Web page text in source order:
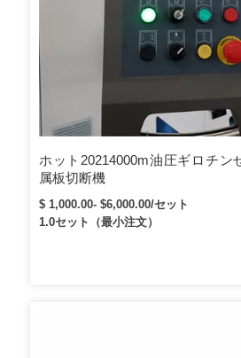
ホット20214000m油圧ギロチン
属板切断機
$ 1,000.00- $6,000.00/セット
1.0セット（最小注文）